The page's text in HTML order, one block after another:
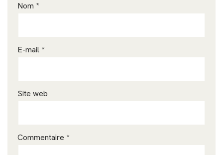
Nom *
E-mail *
Site web
Commentaire *